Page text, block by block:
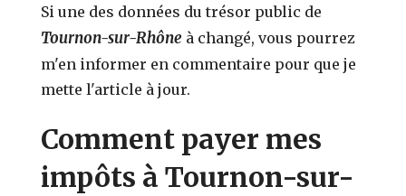
Si une des données du trésor public de
Tournon-sur-Rhône à changé, vous pourrez
m'en informer en commentaire pour que je
mette l'article à jour.
Comment payer mes
impôts à Tournon-sur-